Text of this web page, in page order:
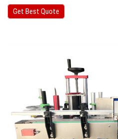
Get Best Quote